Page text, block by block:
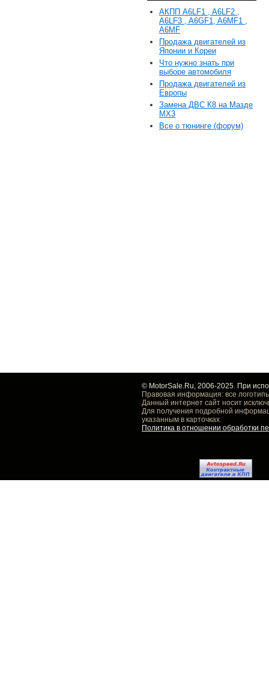
АКПП A6LF1 , A6LF2 ,
A6LF3 , A6GF1, A6MF1 ,
A6MF
Продажа двигателей из
Японии и Кореи
Что нужно знать при
выборе автомобиля
Продажа двигателей из
Европы
Замена ДВС К8 на Мазде
MX3
Все о тюнинге (форум)
© MotorSale.Ru, 2006-2025. При
Правовая информация: все
Данный интернет сайт носит
Для получения подробной
указанным в карточках.
Политика в отношении обработки